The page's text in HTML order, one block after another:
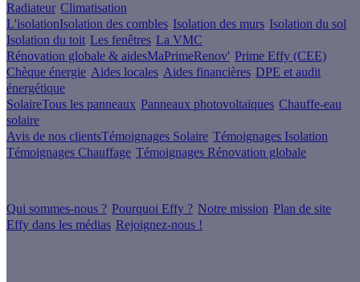
Radiateur Climatisation
L'isolationIsolation des combles Isolation des murs Isolation du sol
Isolation du toit Les fenêtres La VMC
Rénovation globale & aidesMaPrimeRenov' Prime Effy (CEE)
Chèque énergie Aides locales Aides financières DPE et audit
énergétique
SolaireTous les panneaux Panneaux photovoltaïques Chauffe-eau
solaire
Avis de nos clientsTémoignages Solaire Témoignages Isolation
Témoignages Chauffage Témoignages Rénovation globale
Qui sommes-nous ? Pourquoi Effy ? Notre mission Plan de site
Effy dans les médias Rejoignez-nous !